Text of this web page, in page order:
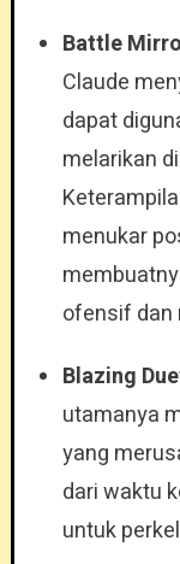
Battle
Claude
dapat
melarikan
menukar
ofensif dan
Blazing
utamanya
yang
dari waktu
untuk